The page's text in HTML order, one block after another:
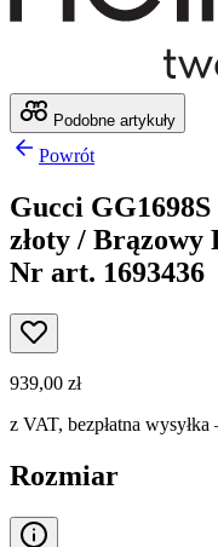
Podobne artykuły
Powrót
Gucci GG1698S
złoty / Brązowy
Nr art. 1693436
939,00 zł
z VAT, bezpłatna wysyłka
Rozmiar